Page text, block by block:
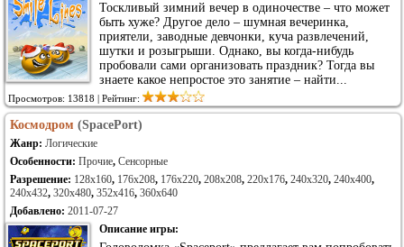
Тоскливый зимний вечер в одиночестве – что может
быть хуже? Другое дело – шумная вечеринка,
приятели, заводные девчонки, куча развлечений,
шутки и розыгрыши. Однако, вы когда-нибудь
пробовали сами организовать праздник? Тогда вы
знаете какое непростое это занятие – найти...
Просмотров: 13818 | Рейтинг:
Космодром (SpacePort)
Жанр: Логические
Особенности: Прочие, Сенсорные
Разрешение: 128x160, 176x208, 176x220, 208x208, 220x176, 240x320, 240x400,
240x432, 320x480, 352x416, 360x640
Добавлено: 2011-07-27
Описание игры: